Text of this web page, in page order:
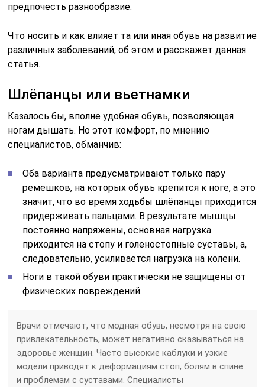
предпочесть разнообразие.
Что носить и как влияет та или иная обувь на развитие
различных заболеваний, об этом и расскажет данная
статья.
Шлёпанцы или вьетнамки
Казалось бы, вполне удобная обувь, позволяющая
ногам дышать. Но этот комфорт, по мнению
специалистов, обманчив:
Оба варианта предусматривают только пару
ремешков, на которых обувь крепится к ноге, а это
значит, что во время ходьбы шлёпанцы приходится
придерживать пальцами. В результате мышцы
постоянно напряжены, основная нагрузка
приходится на стопу и голеностопные суставы, а,
следовательно, усиливается нагрузка на колени.
Ноги в такой обуви практически не защищены от
физических повреждений.
Врачи отмечают, что модная обувь, несмотря на свою
привлекательность, может негативно сказываться на
здоровье женщин. Часто высокие каблуки и узкие
модели приводят к деформациям стоп, болям в спине
и проблемам с суставами. Специалисты